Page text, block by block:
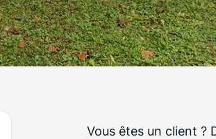
Vous êtes un client ?